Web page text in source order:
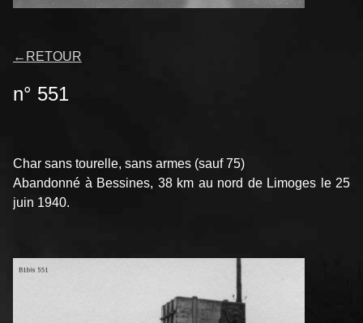
← RETOUR
n° 551
Char sans tourelle, sans armes (sauf 75)
Abandonné à Bessines, 38 km au nord de Limoges le 25
juin 1940.